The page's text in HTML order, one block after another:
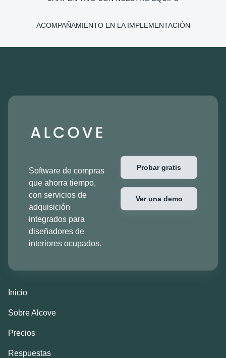
ACOMPAÑAMIENTO EN LA IMPLEMENTACIÓN
Software de compras
que ahorra tiempo,
con servicios de
adquisición
integrados para
diseñadores de
interiores ocupados.
Probar gratis
Ver una demo
Inicio
Sobre Alcove
Precios
Respuestas